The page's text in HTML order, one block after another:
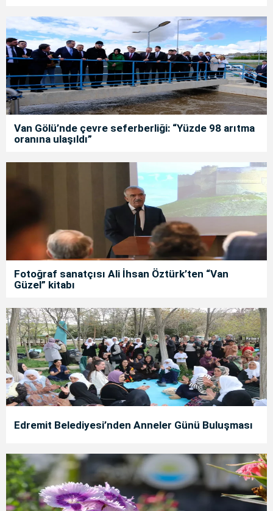
Van Gölü’nde çevre seferberliği: “Yüzde 98 arıtma
oranına ulaşıldı”
Fotoğraf sanatçısı Ali İhsan Öztürk’ten “Van
Güzel” kitabı
Edremit Belediyesi’nden Anneler Günü Buluşması